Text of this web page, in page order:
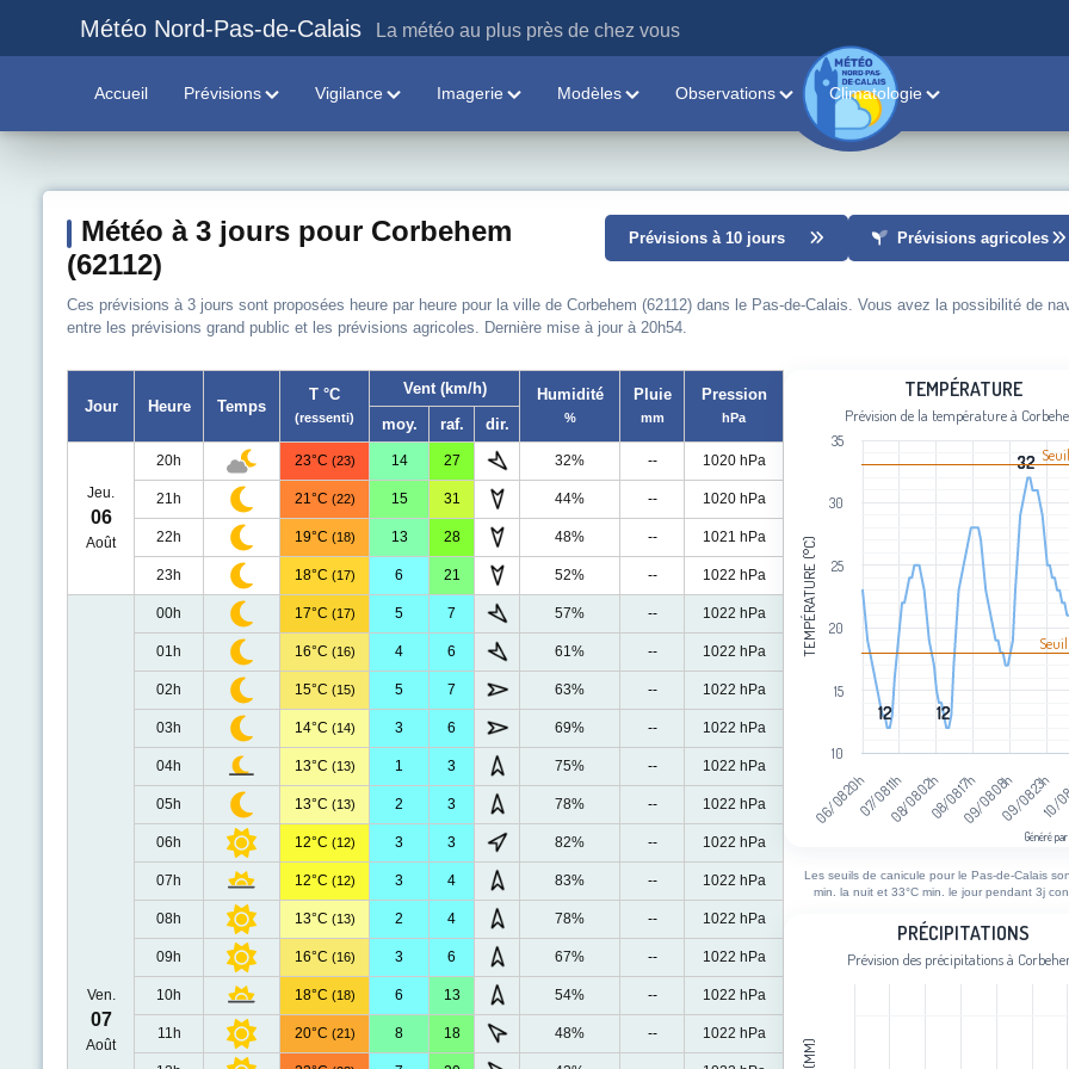
Météo Nord-Pas-de-Calais La météo au plus près de chez vous
Accueil Prévisions Vigilance Imagerie Modèles Observations Climatologie
Météo à 3 jours pour Corbehem
(62112)
Prévisions à 10 jours Prévisions agricoles
Ces prévisions à 3 jours sont proposées heure par heure pour la ville de Corbehem (62112) dans le Pas-de-Calais. Vous avez la possibilité de
entre les prévisions grand public et les prévisions agricoles. Dernière mise à jour à 20h54.
Jour Heure Temps
T °C
(ressenti)
Vent (km/h) Humidité
%
Pluie
mm
Pression
hPa
moy. raf. dir.
Jeu.
06
Août
20h 23°C (23) 14 27 32% -- 1020 hPa
21h 21°C (22) 15 31 44% -- 1020 hPa
22h 19°C (18) 13 28 48% -- 1021 hPa
23h 18°C (17) 6 21 52% -- 1022 hPa
Ven.
07
Août
00h 17°C (17) 5 7 57% -- 1022 hPa
01h 16°C (16) 4 6 61% -- 1022 hPa
02h 15°C (15) 5 7 63% -- 1022 hPa
03h 14°C (14) 3 6 69% -- 1022 hPa
04h 13°C (13) 1 3 75% -- 1022 hPa
05h 13°C (13) 2 3 78% -- 1022 hPa
06h 12°C (12) 3 3 82% -- 1022 hPa
07h 12°C (12) 3 4 83% -- 1022 hPa
08h 13°C (13) 2 4 78% -- 1022 hPa
09h 16°C (16) 3 6 67% -- 1022 hPa
10h 18°C (18) 6 13 54% -- 1022 hPa
11h 20°C (21) 8 18 48% -- 1022 hPa
Line chart with 109 data points.
Prévision de la température à
View as data table, Température
The chart has 1 X axis displaying
The chart has 1 Y axis displaying
TEMPÉRATURE (°C)
TEMPÉRATURE
Prévision de la température à
12
12 12
12
32
32
06/08 20h07/08 11h08/08 02h08/08 17h09/08 08h09/08 23h
10/
10
15
20
25
30
35
Généré
Les seuils de canicule pour le Pas-de-Calais
min. la nuit et 33°C min. le jour pendant 3j
Bar chart with 109 bars.
The chart has 1 X axis displaying
PRÉCIPITATIONS
Prévision des précipitations à